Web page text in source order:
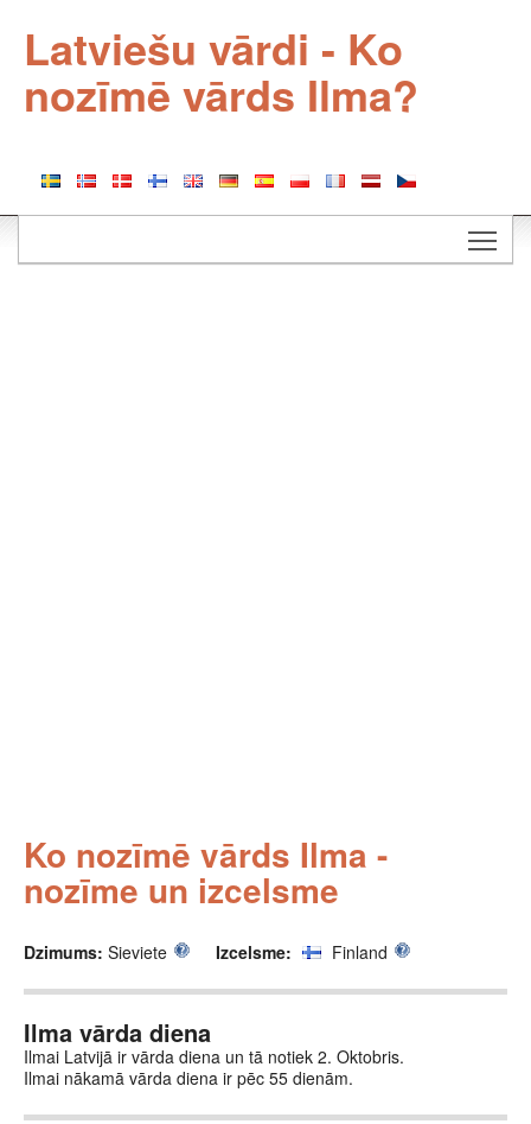
Latviešu vārdi - Ko
nozīmē vārds Ilma?
Ko nozīmē vārds Ilma -
nozīme un izcelsme
Dzimums: Sieviete Izcelsme: Finland
Ilma vārda diena
Ilmai Latvijā ir vārda diena un tā notiek 2. Oktobris.
Ilmai nākamā vārda diena ir pēc 55 dienām.